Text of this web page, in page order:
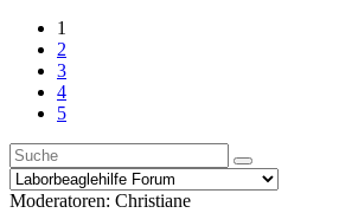
1
2
3
4
5
Moderatoren: Christiane